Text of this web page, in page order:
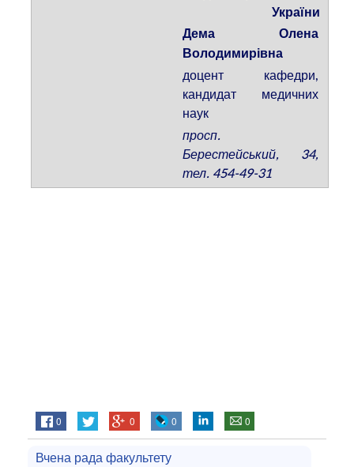
України
Дема Олена
Володимирівна
доцент кафедри,
кандидат медичних
наук
просп.
Берестейський, 34,
тел. 454-49-31
0 0 0 0
Вчена рада факультету